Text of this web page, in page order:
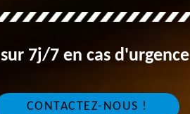
7j/7 en cas d'urgence
CONTACTEZ-NOUS !